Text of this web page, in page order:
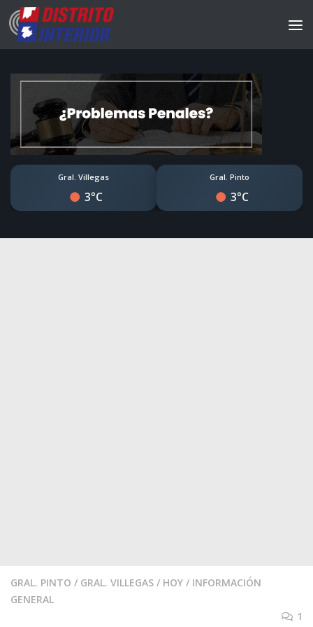
Gral. Villegas
3°C
Gral. Pinto
3°C
GRAL. PINTO / GRAL. VILLEGAS / HOY / INFORMACIÓN
GENERAL
1